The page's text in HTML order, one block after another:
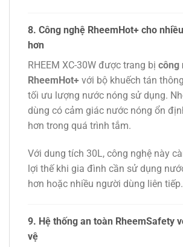
8. Công nghệ RheemHot+ cho
hơn
RHEEM XC-30W được trang bị công
RheemHot+ với bộ khuếch tán
tối ưu lượng nước nóng sử dụng.
dùng có cảm giác nước nóng ổn
hơn trong quá trình tắm.
Với dung tích 30L, công nghệ này
lợi thế khi gia đình cần sử dụng
hơn hoặc nhiều người dùng liên tiếp.
9. Hệ thống an toàn RheemSafety
vệ